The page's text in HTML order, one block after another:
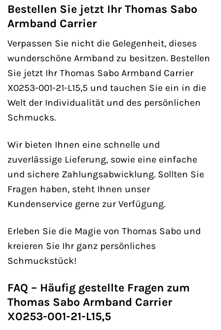
Bestellen Sie jetzt Ihr Thomas Sabo
Armband Carrier
Verpassen Sie nicht die Gelegenheit, dieses
wunderschöne Armband zu besitzen. Bestellen
Sie jetzt Ihr Thomas Sabo Armband Carrier
X0253-001-21-L15,5 und tauchen Sie ein in die
Welt der Individualität und des persönlichen
Schmucks.
Wir bieten Ihnen eine schnelle und
zuverlässige Lieferung, sowie eine einfache
und sichere Zahlungsabwicklung. Sollten Sie
Fragen haben, steht Ihnen unser
Kundenservice gerne zur Verfügung.
Erleben Sie die Magie von Thomas Sabo und
kreieren Sie Ihr ganz persönliches
Schmuckstück!
FAQ – Häufig gestellte Fragen zum
Thomas Sabo Armband Carrier
X0253-001-21-L15,5